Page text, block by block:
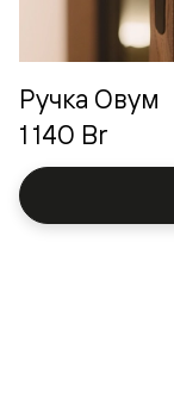
Ручка Овум
1 140 Br